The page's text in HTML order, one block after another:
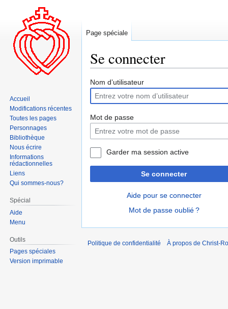
Se connecter
Aller
la
navigation
Aller
la
recherche
Nom d’utilisateur
Mot de passe
Garder ma session active
Se connecter
Aide pour se connecter
Mot de passe oublié ?
Page spéciale
Accueil
Modifications récentes
Toutes les pages
Personnages
Bibliothèque
Nous écrire
Informations
rédactionnelles
Liens
Qui sommes-nous?
Spécial
Aide
Menu
Outils
Pages spéciales
Version imprimable
Politique de confidentialité À propos de Christ-